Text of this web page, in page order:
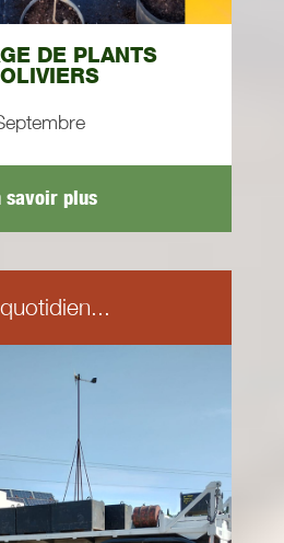
DE PLANTS
savoir plus